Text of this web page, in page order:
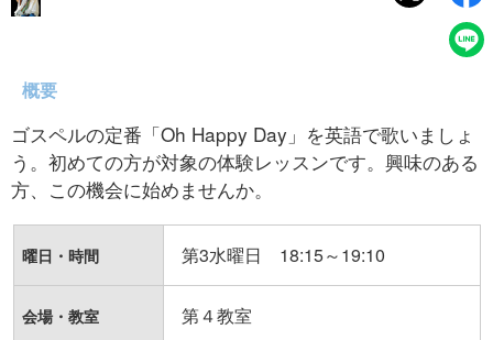
概要
ゴスペルの定番「Oh Happy Day」を英語で歌いましょ
う。初めての方が対象の体験レッスンです。興味のある
方、この機会に始めませんか。
曜日・時間 第3水曜日 18:15～19:10
会場・教室 第４教室